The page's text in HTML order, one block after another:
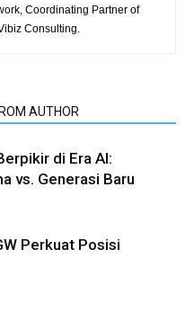
Coordinating Partner of
Consulting.
AUTHOR
di Era AI:
vs. Generasi Baru
Perkuat Posisi